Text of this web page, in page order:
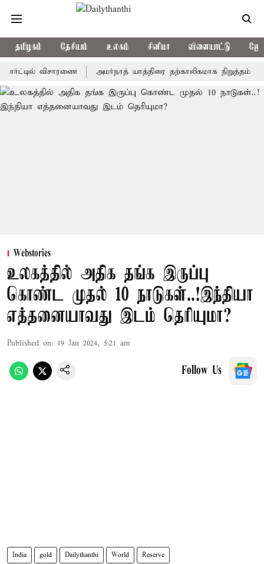
தமிழகம் தேசியம் உலகம் சினிமா விளையாட்டு
விசாரணை அமர்நாத் யாத்திரை தற்காலிகமாக நிறுத்தம்
Webstories
உலகத்தில் அதிக தங்க இருப்பு
கொண்ட முதல் 10 நாடுகள்..!இந்தியா
எத்தனையாவது இடம் தெரியுமா?
Published on: 19 Jan 2024, 5:21 am
Follow Us
India gold Dailythanthi World Reserve